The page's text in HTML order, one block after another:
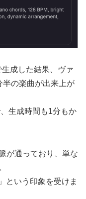
生成した結果、ヴァ
半の楽曲が出来上が
生成時間も1分もか
が通っており、単な
という印象を受けま